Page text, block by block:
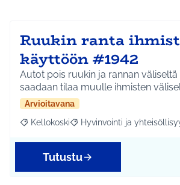
Ruukin ranta
käyttöön #1942
Autot pois ruukin ja rannan
saadaan tilaa muulle ihmisten
Arvioitavana
Rajaa tulokset aihepiirin mukaan:
Kellokoski Rajaa tulokset teeman
Hyvinvointi ja
Tutustu